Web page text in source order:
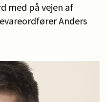
med på vejen af
Anders